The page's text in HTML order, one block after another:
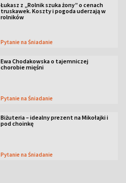
Łukasz z „Rolnik szuka żony” o cenach
truskawek. Koszty i pogoda uderzają w
rolników
Pytanie na Śniadanie
Ewa Chodakowska o tajemniczej
chorobie mięśni
Pytanie na Śniadanie
Biżuteria – idealny prezent na Mikołajki i
pod choinkę
Pytanie na Śniadanie